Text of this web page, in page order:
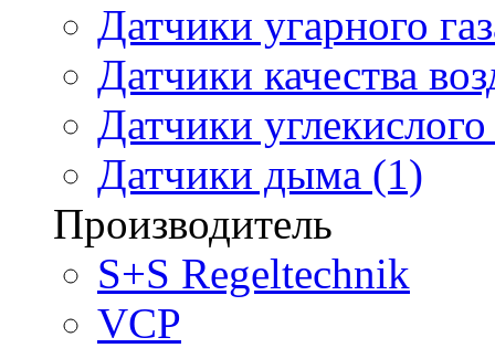
Датчики угарного
Датчики качества
Датчики
Датчики дыма (1)
Производитель
S+S Regeltechnik
VCP